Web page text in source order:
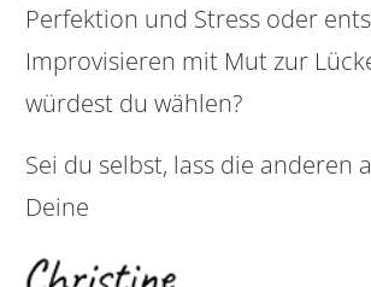
Perfektion und Stress oder
Improvisieren mit Mut zur
würdest du wählen?
Sei du selbst, lass die anderen
Deine